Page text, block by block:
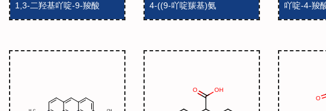
1,3-二羟基吖啶-9-羧酸
4-((9-吖啶羰基)氨
基)-2,2,6,6-四甲基哌啶-1-氧
吖啶-4-羧